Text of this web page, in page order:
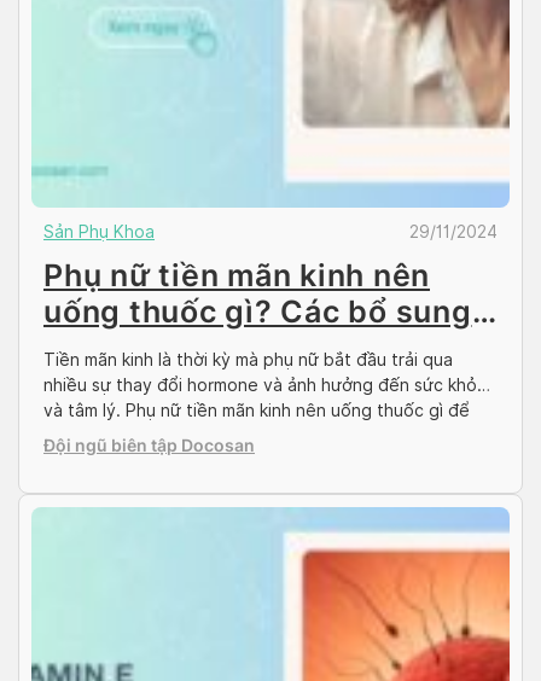
Sản Phụ Khoa 29/11/2024
Phụ nữ tiền mãn kinh nên
uống thuốc gì? Các bổ sung
và lưu ý nên biết
Tiền mãn kinh là thời kỳ mà phụ nữ bắt đầu trải qua
nhiều sự thay đổi hormone và ảnh hưởng đến sức khỏe
và tâm lý. Phụ nữ tiền mãn kinh nên uống thuốc gì để
cung cấp dưỡng chất cần thiết trong giai đoạn này.
Trong bài viết này, Docosan sẽ giới thiệu […]
Đội ngũ biên tập Docosan